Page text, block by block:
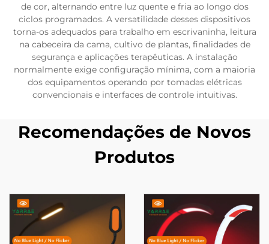
de cor, alternando entre luz quente e fria ao longo dos
ciclos programados. A versatilidade desses dispositivos
torna-os adequados para trabalho em escrivaninha, leitura
na cabeceira da cama, cultivo de plantas, finalidades de
segurança e aplicações terapêuticas. A instalação
normalmente exige configuração mínima, com a maioria
dos equipamentos operando por tomadas elétricas
convencionais e interfaces de controle intuitivas.
Recomendações de Novos
Produtos